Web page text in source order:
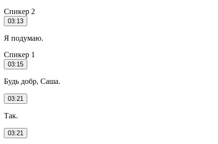
Спикер 2
03:13
Я подумаю.
Спикер 1
03:15
Будь добр, Саша.
03:21
Так.
03:21